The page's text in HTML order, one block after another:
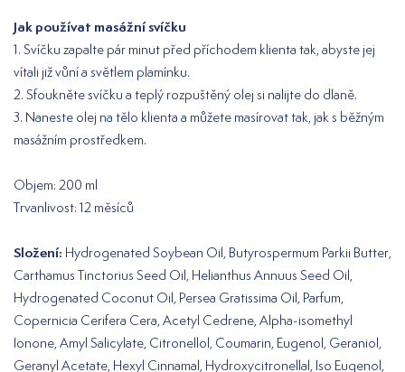
Jak používat masážní svíčku
1. Svíčku zapalte pár minut před příchodem klienta tak, abyste jej
vítali již vůní a světlem plamínku.
2. Sfoukněte svíčku a teplý rozpuštěný olej si nalijte do dlaně.
3. Naneste olej na tělo klienta a můžete masírovat tak, jak s běžným
masážním prostředkem.
Objem: 200 ml
Trvanlivost: 12 měsíců
Složení: Hydrogenated Soybean Oil, Butyrospermum Parkii Butter,
Carthamus Tinctorius Seed Oil, Helianthus Annuus Seed Oil,
Hydrogenated Coconut Oil, Persea Gratissima Oil, Parfum,
Copernicia Cerifera Cera, Acetyl Cedrene, Alpha-isomethyl
Ionone, Amyl Salicylate, Citronellol, Coumarin, Eugenol, Geraniol,
Geranyl Acetate, Hexyl Cinnamal, Hydroxycitronellal, Iso Eugenol,